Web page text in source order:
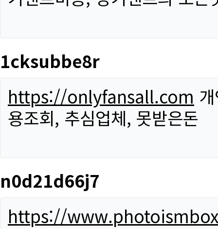
1cksubbe8r
https://onlyfansall.com
용조회, 추심업체, 못받은돈
n0d21d66j7
https://